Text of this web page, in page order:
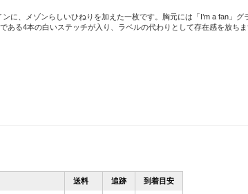
に、メゾンらしいひねりを加えた一枚です。胸元には「I’m a fan」
る4本の白いステッチが入り、ラベルの代わりとして存在感を放ちま
送料 追跡 到着目安